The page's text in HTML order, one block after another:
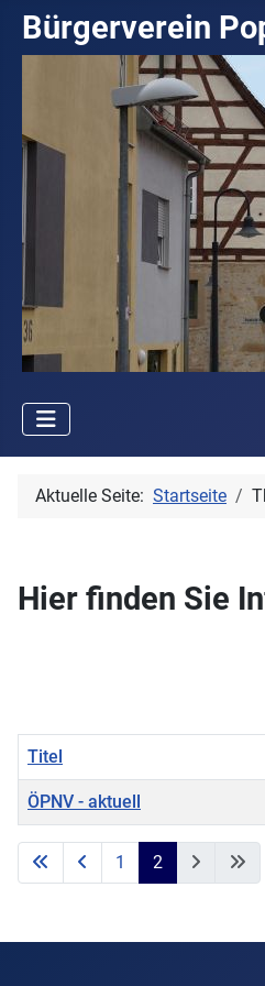
Bürgerverein
Aktuelle Seite: Startseite
Hier finden Sie
Beiträge
Titel
ÖPNV - aktuell
1 2